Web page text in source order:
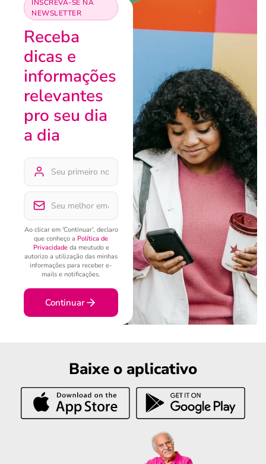
INSCREVA-SE NA
NEWSLETTER
Receba
dicas e
informações
relevantes
pro seu dia
a dia
Ao clicar em 'Continuar', declaro
que conheço a Política de
Privacidadeda meutudo e
autorizo a utilização das minhas
informações para receber e-
mails e notificações.
Continuar
Baixe o aplicativo